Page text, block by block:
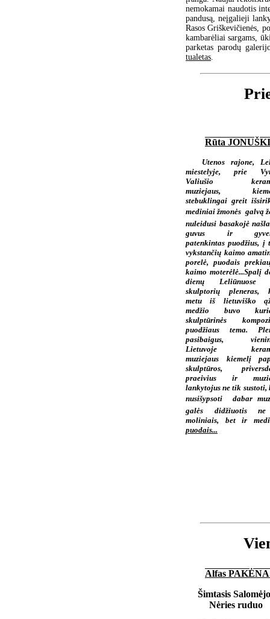
nemokamai naudotis
pandusą, neįgalieji
Rasos Griškevičienės,
kambarėliai sargams,
parketas parodų
tualetas
Rūta
Utenos rajone,
miestelyje, prie
Valiušio
muziejaus,
stebuklingai greit
mediniai žmonės  galvą
nuleidusi basakojė
guvus ir
patenkintas puodžius, į
vykstančių kaimo
porelė, puodais
kaimo moterėlė...Spalį
dienų Leliūnuose
skulptorių pleneras,
metu iš lietuviško
medžio buvo
skulptūrinės
puodžiaus tema.
pasibaigus,
Lietuvoje
muziejaus kiemelį
skulptūros,
praeivius ir
lankytojus ne tik sustoti,
nusišypsoti  dabar
galės didžiuotis
moliniais, bet ir
puodais...
Alfas
Šimtasis
Nėries ruduo